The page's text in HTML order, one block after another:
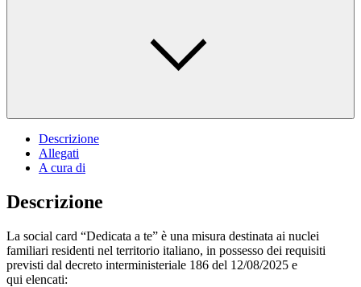
Descrizione
Allegati
A cura di
Descrizione
La social card “Dedicata a te” è una misura destinata ai nuclei
familiari residenti nel territorio italiano, in possesso dei requisiti
previsti dal decreto interministeriale 186 del 12/08/2025 e
qui elencati: